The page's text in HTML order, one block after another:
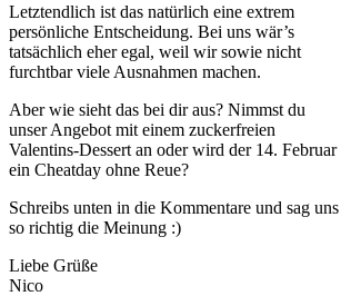
Letztendlich ist das natürlich eine extrem
persönliche Entscheidung. Bei uns wär’s
tatsächlich eher egal, weil wir sowie nicht
furchtbar viele Ausnahmen machen.
Aber wie sieht das bei dir aus? Nimmst du
unser Angebot mit einem zuckerfreien
Valentins-Dessert an oder wird der 14. Februar
ein Cheatday ohne Reue?
Schreibs unten in die Kommentare und sag uns
so richtig die Meinung :)
Liebe Grüße
Nico